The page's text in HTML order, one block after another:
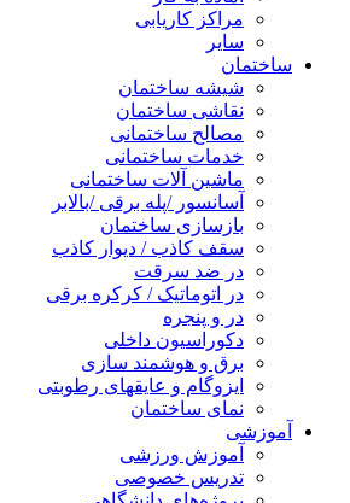
مراکز کاریابی
سایر
ساختمان
شیشه ساختمان
نقاشی ساختمان
مصالح ساختمانی
خدمات ساختمانی
ماشین آلات ساختمانی
آسانسور /پله برقی /بالابر
بازسازی ساختمان
سقف کاذب / دیوار کاذب
در ضد سرقت
در اتوماتیک / کرکره برقی
در و پنجره
دکوراسیون داخلی
برق و هوشمند سازی
ایزوگام و عایقهای رطوبتی
نمای ساختمان
آموزشی
آموزش ورزشی
تدریس خصوصی